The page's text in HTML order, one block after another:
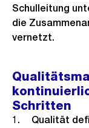
Schulleitung
die
vernetzt.
Schritten
Qualität